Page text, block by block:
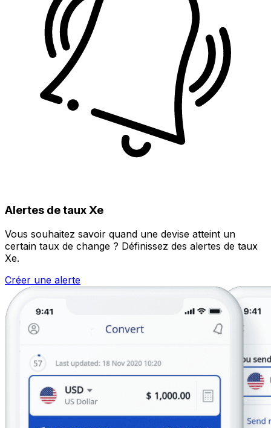
Alertes de taux Xe
Vous souhaitez savoir quand une devise atteint un
certain taux de change ? Définissez des alertes de taux
Xe.
Créer une alerte